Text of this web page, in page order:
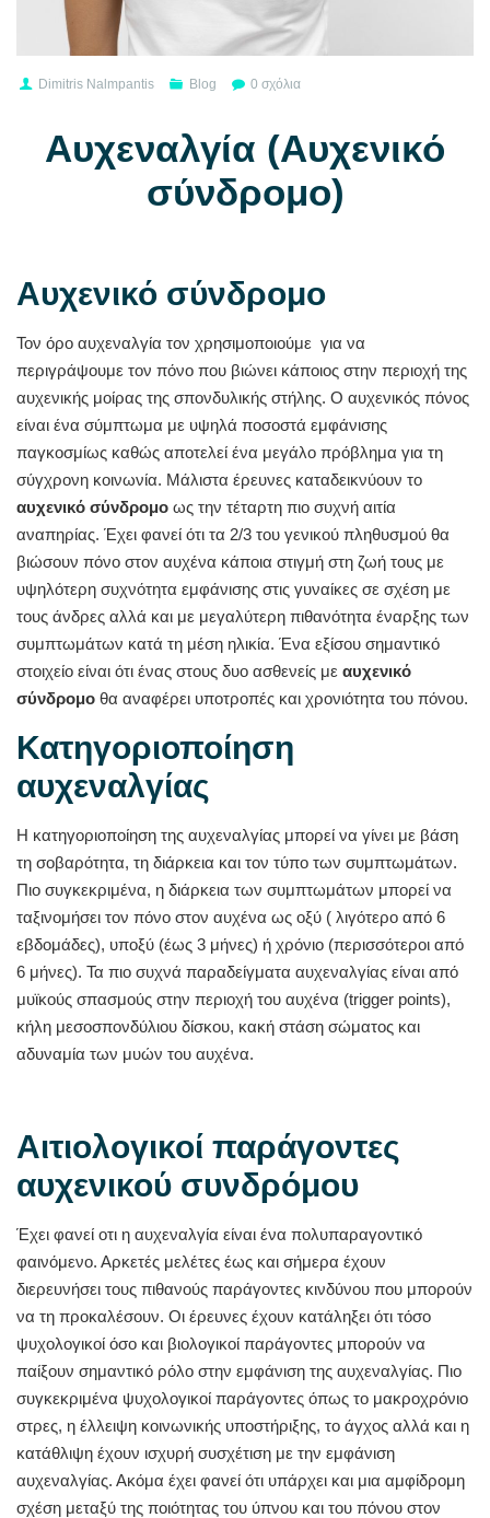
Dimitris Nalmpantis Blog 0 σχόλια
Αυχεναλγία (Αυχενικό
σύνδρομο)
Αυχενικό σύνδρομο
Τον όρο αυχεναλγία τον χρησιμοποιούμε για να
περιγράψουμε τον πόνο που βιώνει κάποιος στην περιοχή της
αυχενικής μοίρας της σπονδυλικής στήλης. Ο αυχενικός πόνος
είναι ένα σύμπτωμα με υψηλά ποσοστά εμφάνισης
παγκοσμίως καθώς αποτελεί ένα μεγάλο πρόβλημα για τη
σύγχρονη κοινωνία. Μάλιστα έρευνες καταδεικνύουν το
αυχενικό σύνδρομο ως την τέταρτη πιο συχνή αιτία
αναπηρίας. Έχει φανεί ότι τα 2/3 του γενικού πληθυσμού θα
βιώσουν πόνο στον αυχένα κάποια στιγμή στη ζωή τους με
υψηλότερη συχνότητα εμφάνισης στις γυναίκες σε σχέση με
τους άνδρες αλλά και με μεγαλύτερη πιθανότητα έναρξης των
συμπτωμάτων κατά τη μέση ηλικία. Ένα εξίσου σημαντικό
στοιχείο είναι ότι ένας στους δυο ασθενείς με αυχενικό
σύνδρομο θα αναφέρει υποτροπές και χρονιότητα του πόνου.
Κατηγοριοποίηση
αυχεναλγίας
Η κατηγοριοποίηση της αυχεναλγίας μπορεί να γίνει με βάση
τη σοβαρότητα, τη διάρκεια και τον τύπο των συμπτωμάτων.
Πιο συγκεκριμένα, η διάρκεια των συμπτωμάτων μπορεί να
ταξινομήσει τον πόνο στον αυχένα ως οξύ ( λιγότερο από 6
εβδομάδες), υποξύ (έως 3 μήνες) ή χρόνιο (περισσότεροι από
6 μήνες). Τα πιο συχνά παραδείγματα αυχεναλγίας είναι από
μυϊκούς σπασμούς στην περιοχή του αυχένα (trigger points),
κήλη μεσοσπονδύλιου δίσκου, κακή στάση σώματος και
αδυναμία των μυών του αυχένα.
Αιτιολογικοί παράγοντες
αυχενικού συνδρόμου
Έχει φανεί οτι η αυχεναλγία είναι ένα πολυπαραγοντικό
φαινόμενο. Αρκετές μελέτες έως και σήμερα έχουν
διερευνήσει τους πιθανούς παράγοντες κινδύνου που μπορούν
να τη προκαλέσουν. Οι έρευνες έχουν κατάληξει ότι τόσο
ψυχολογικοί όσο και βιολογικοί παράγοντες μπορούν να
παίξουν σημαντικό ρόλο στην εμφάνιση της αυχεναλγίας. Πιο
συγκεκριμένα ψυχολογικοί παράγοντες όπως το μακροχρόνιο
στρες, η έλλειψη κοινωνικής υποστήριξης, το άγχος αλλά και η
κατάθλιψη έχουν ισχυρή συσχέτιση με την εμφάνιση
αυχεναλγίας. Ακόμα έχει φανεί ότι υπάρχει και μια αμφίδρομη
σχέση μεταξύ της ποιότητας του ύπνου και του πόνου στον